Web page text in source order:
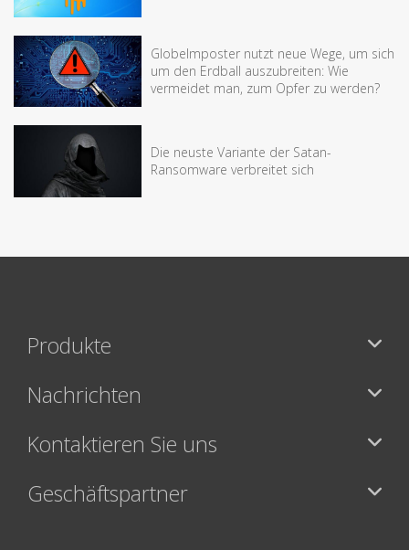
Globelmposter nutzt neue Wege, um sich
um den Erdball auszubreiten: Wie
vermeidet man, zum Opfer zu werden?
Die neuste Variante der Satan-
Ransomware verbreitet sich
Produkte
Nachrichten
Kontaktieren Sie uns
Geschäftspartner